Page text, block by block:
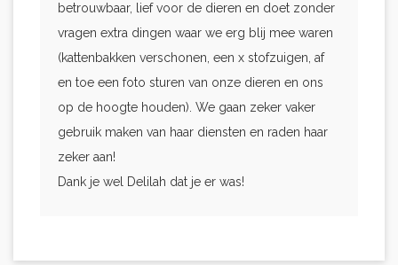
betrouwbaar, lief voor de dieren en doet zonder
vragen extra dingen waar we erg blij mee waren
(kattenbakken verschonen, een x stofzuigen, af
en toe een foto sturen van onze dieren en ons
op de hoogte houden). We gaan zeker vaker
gebruik maken van haar diensten en raden haar
zeker aan!
Dank je wel Delilah dat je er was!